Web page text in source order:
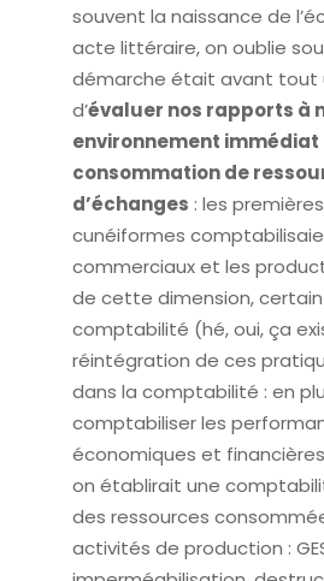
souvent la naissance de
acte littéraire, on oublie
démarche était avant tout
d’évaluer nos rapports à
environnement immédiat
consommation de
d’échanges : les
cunéiformes
commerciaux et les
de cette dimension,
comptabilité (hé, oui, ça
réintégration de ces
dans la comptabilité : en
comptabiliser les
économiques et
on établirait une
des ressources
activités de production :